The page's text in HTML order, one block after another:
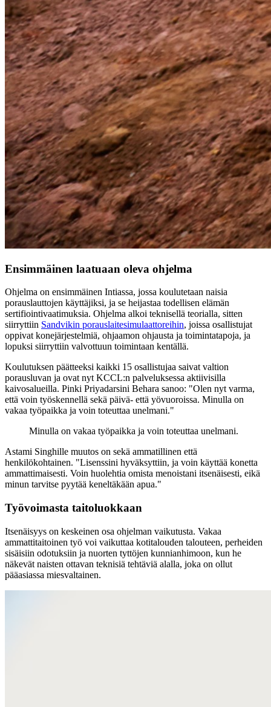
Ensimmäinen laatuaan oleva ohjelma
Ohjelma on ensimmäinen Intiassa, jossa koulutetaan naisia
porauslauttojen käyttäjiksi, ja se heijastaa todellisen elämän
sertifiointivaatimuksia. Ohjelma alkoi teknisellä teorialla, sitten
siirryttiin Sandvikin porauslaitesimulaattoreihin, joissa osallistujat
oppivat konejärjestelmiä, ohjaamon ohjausta ja toimintatapoja, ja
lopuksi siirryttiin valvottuun toimintaan kentällä.
Koulutuksen päätteeksi kaikki 15 osallistujaa saivat valtion
porausluvan ja ovat nyt KCCL:n palveluksessa aktiivisilla
kaivosalueilla. Pinki Priyadarsini Behara sanoo: "Olen nyt varma,
että voin työskennellä sekä päivä- että yövuoroissa. Minulla on
vakaa työpaikka ja voin toteuttaa unelmani."
Minulla on vakaa työpaikka ja voin toteuttaa unelmani.
Astami Singhille muutos on sekä ammatillinen että
henkilökohtainen. "Lisenssini hyväksyttiin, ja voin käyttää konetta
ammattimaisesti. Voin huolehtia omista menoistani itsenäisesti, eikä
minun tarvitse pyytää keneltäkään apua."
Työvoimasta taitoluokkaan
Itsenäisyys on keskeinen osa ohjelman vaikutusta. Vakaa
ammattitaitoinen työ voi vaikuttaa kotitalouden talouteen, perheiden
sisäisiin odotuksiin ja nuorten tyttöjen kunnianhimoon, kun he
näkevät naisten ottavan teknisiä tehtäviä alalla, joka on ollut
pääasiassa miesvaltainen.